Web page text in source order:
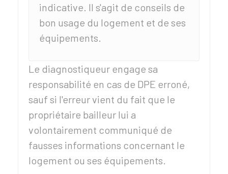
indicative. Il s'agit de conseils de
bon usage du logement et de ses
équipements.
Le diagnostiqueur engage sa
responsabilité en cas de DPE erroné,
sauf si l'erreur vient du fait que le
propriétaire bailleur lui a
volontairement communiqué de
fausses informations concernant le
logement ou ses équipements.